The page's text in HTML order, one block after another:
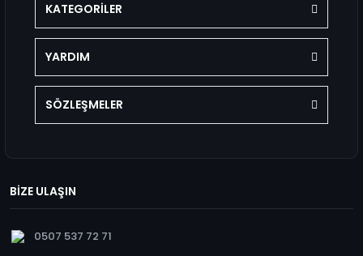
KATEGORİLER
YARDIM
SÖZLEŞMELER
BİZE ULAŞIN
0507 537 72 71